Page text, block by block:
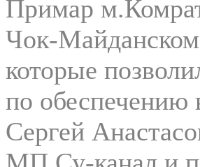
Примар
Чок-Майданском
которые
по обеспечению
Сергей